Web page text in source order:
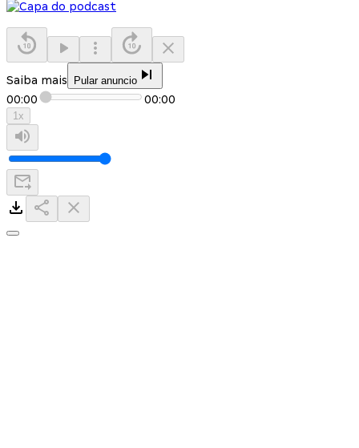
Saiba mais Pular anuncio
00:00 00:00
1x